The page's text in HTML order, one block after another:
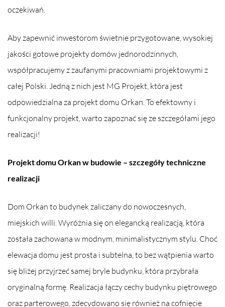
oczekiwań.
Aby zapewnić inwestorom świetnie przygotowane, wysokiej
jakości gotowe projekty domów jednorodzinnych,
współpracujemy z zaufanymi pracowniami projektowymi z
całej Polski. Jedną z nich jest MG Projekt, która jest
odpowiedzialna za projekt domu Orkan. To efektowny i
funkcjonalny projekt, warto zapoznać się ze szczegółami jego
realizacji!
Projekt domu Orkan w budowie – szczegóły techniczne
realizacji
Dom Orkan to budynek zaliczany do nowoczesnych,
miejskich willi. Wyróżnia się on elegancką realizacją, która
została zachowana w modnym, minimalistycznym stylu. Choć
elewacja domu jest prosta i subtelna, to bez wątpienia warto
się bliżej przyjrzeć samej bryle budynku, która przybrała
oryginalną formę. Realizacja łączy cechy budynku piętrowego
oraz parterowego, zdecydowano się również na cofnięcie